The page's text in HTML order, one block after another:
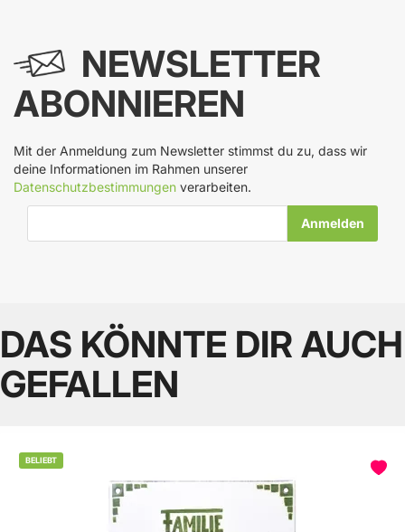
NEWSLETTER
ABONNIEREN
Mit der Anmeldung zum Newsletter stimmst du zu, dass wir
deine Informationen im Rahmen unserer
Datenschutzbestimmungen verarbeiten.
DAS KÖNNTE DIR AUCH
GEFALLEN
BELIEBT